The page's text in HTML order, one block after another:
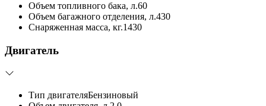
Объем топливного бака, л.60
Объем багажного отделения, л.430
Снаряженная масса, кг.1430
Двигатель
Тип двигателяБензиновый